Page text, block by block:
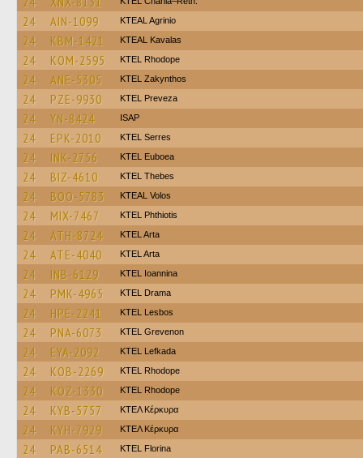
24 AIN-1099 KTEAL Agrinio
24 KBM-1421 KTEAL Kavalas
24 KOM-2595 KTEL Rhodope
24 ANE-5305 KTEL Zakynthos
24 PZE-9930 KTEL Preveza
24 YN-8424 ISAP
24 EPK-2010 KTEL Serres
24 INK-2756 ΚΤΕL Euboea
24 BIZ-4610 KTEL Thebes
24 BOO-5783 KTEAL Volos
24 MIX-7467 ΚΤΕL Phthiotis
24 ATH-8724 KTEL Arta
24 ATE-4040 KTEL Arta
24 INB-6129 KTEL Ioannina
24 PMK-4965 KTEL Drama
24 HPE-2241 KTEL Lesbos
24 PNA-6073 ΚΤΕL Grevenon
24 EYA-2092 KTEL Lefkada
24 KOB-2269 KTEL Rhodope
24 KOZ-1330 KTEL Rhodope
24 KYB-5757 ΚΤΕΛ Κέρκυρα
24 KYH-7929 ΚΤΕΛ Κέρκυρα
24 PAB-6514 KTEL Florina